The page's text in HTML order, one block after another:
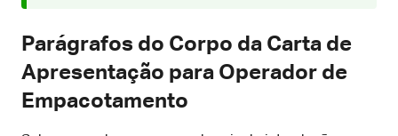
Parágrafos do Corpo da Carta de
Apresentação para Operador de
Empacotamento